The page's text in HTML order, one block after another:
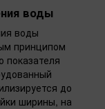
воды
воды
принципом
показателя
до
ширины, на